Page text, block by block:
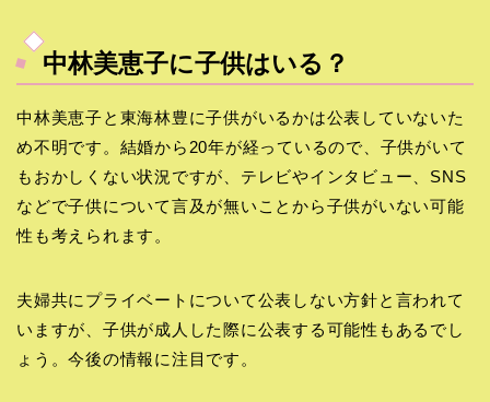
中林美恵子に子供はいる？
中林美恵子と東海林豊に子供がいるかは公表していないた
め不明です。結婚から20年が経っているので、子供がいて
もおかしくない状況ですが、テレビやインタビュー、SNS
などで子供について言及が無いことから子供がいない可能
性も考えられます。
夫婦共にプライベートについて公表しない方針と言われて
いますが、子供が成人した際に公表する可能性もあるでし
ょう。今後の情報に注目です。